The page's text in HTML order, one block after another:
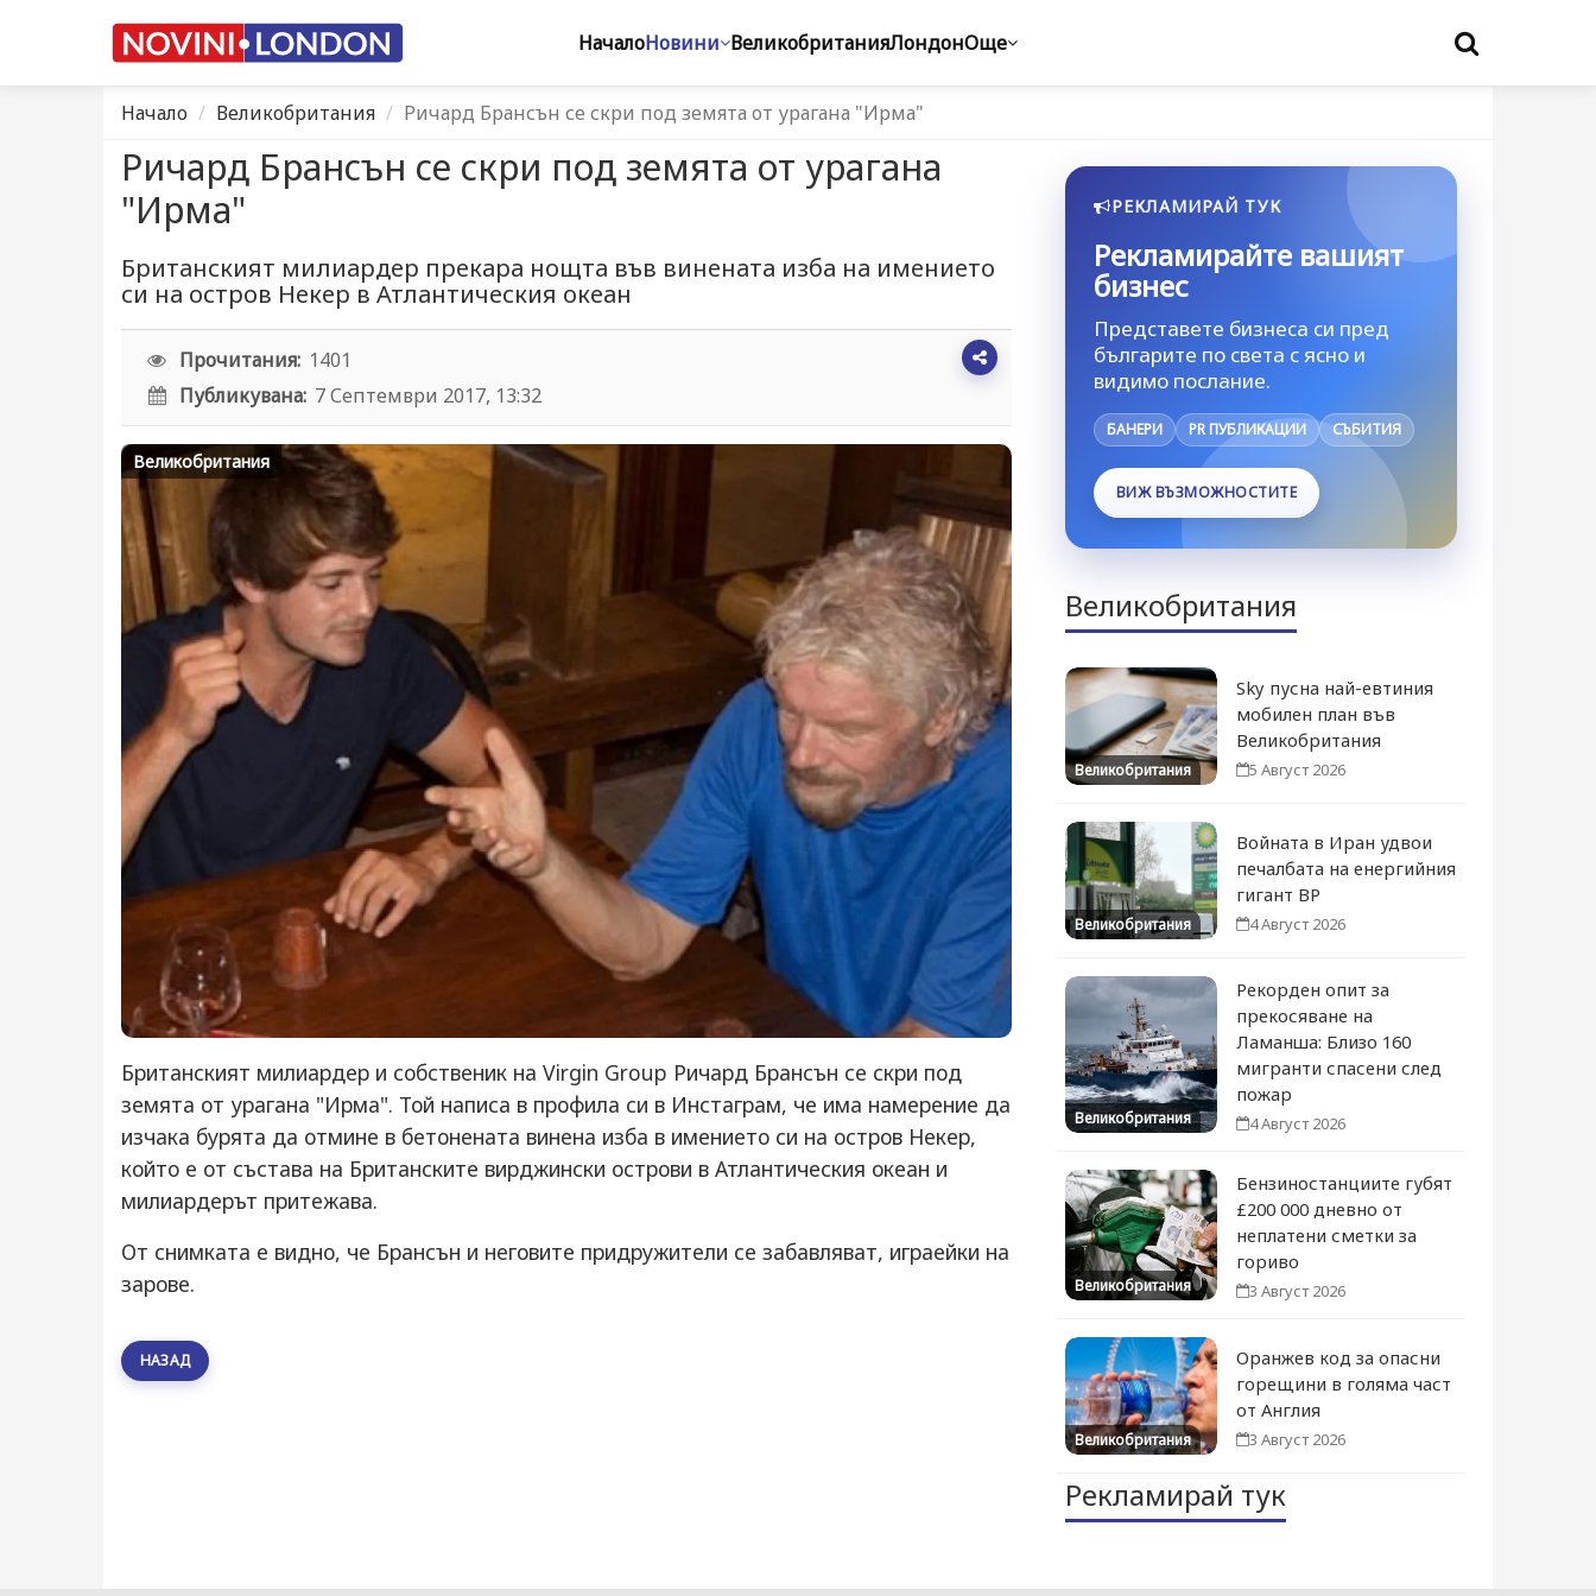
НачалоНовини ВеликобританияЛондонОще
Начало Великобритания Ричард Брансън се скри под земята от урагана "Ирма"
Ричард Брансън се скри под земята от урагана
"Ирма"
Британският милиардер прекара нощта във винената изба на имението
си на остров Некер в Атлантическия океан
Прочитания: 1401
Публикувана: 7 Септември 2017, 13:32
Великобритания
Британският милиардер и собственик на Virgin Group Ричард Брансън се скри под
земята от урагана "Ирма". Той написа в профила си в Инстаграм, че има намерение да
изчака бурята да отмине в бетонената винена изба в имението си на остров Некер,
който е от състава на Британските вирджински острови в Атлантическия океан и
милиардерът притежава.
От снимката е видно, че Брансън и неговите придружители се забавляват, играейки на
зарове.
НАЗАД
РЕКЛАМИРАЙ ТУК
Рекламирайте вашият
бизнес
Представете бизнеса си пред
българите по света с ясно и
видимо послание.
БАНЕРИ PR ПУБЛИКАЦИИ СЪБИТИЯ
ВИЖ ВЪЗМОЖНОСТИТЕ
Великобритания
Великобритания
Sky пусна най-евтиния
мобилен план във
Великобритания
5 Август 2026
Великобритания
Войната в Иран удвои
печалбата на енергийния
гигант BP
4 Август 2026
Великобритания
Рекорден опит за
прекосяване на
Ламанша: Близо 160
мигранти спасени след
пожар
4 Август 2026
Великобритания
Бензиностанциите губят
£200 000 дневно от
неплатени сметки за
гориво
3 Август 2026
Великобритания
Оранжев код за опасни
горещини в голяма част
от Англия
3 Август 2026
Рекламирай тук